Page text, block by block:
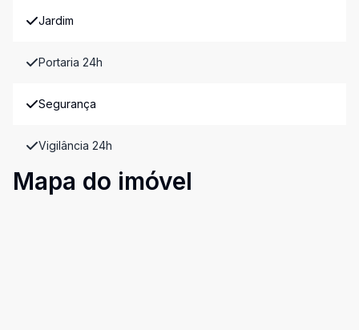
Jardim
Portaria 24h
Segurança
Vigilância 24h
Mapa do imóvel